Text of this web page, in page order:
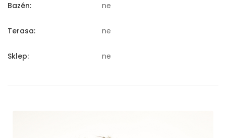
Bazén: ne
Terasa: ne
Sklep: ne